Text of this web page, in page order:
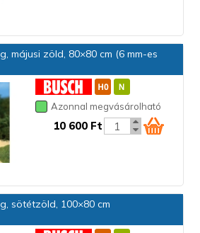
májusi zöld, 80×80 cm (6 mm-es
Azonnal megvásárolható
10 600 Ft
sötétzöld, 100×80 cm